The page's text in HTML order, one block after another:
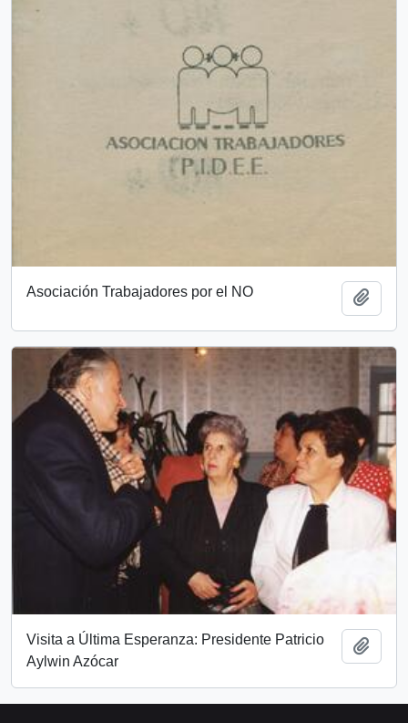
Asociación Trabajadores por el NO
Visita a Última Esperanza: Presidente Patricio
Aylwin Azócar